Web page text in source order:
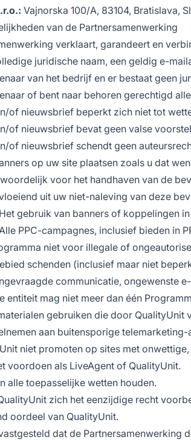
Vajnorska 100/A, 83104, Bratislava,
van de Partnersamenwerking
verklaart, garandeert en
juridische naam, een geldig e-
van het bedrijf en er bestaat geen
of bent naar behoren gerechtigd
of nieuwsbrief beperkt zich niet tot
of nieuwsbrief bevat geen valse
of nieuwsbrief schendt geen
op uw site plaatsen zoals u dat
voor het handhaven van de
uit uw niet-naleving van deze
gebruik van banners of koppelingen
PPC-campagnes, inclusief bieden in
niet voor illegale of
schenden (inclusief maar niet
communicatie, ongewenste
entiteit mag niet meer dan één
gebruiken die door
aan buitensporige
niet promoten op sites met
voordoen als LiveAgent of QualityUnit.
alle toepasselijke wetten houden.
zich het eenzijdige recht
oordeel van QualityUnit.
dat de Partnersamenwerking